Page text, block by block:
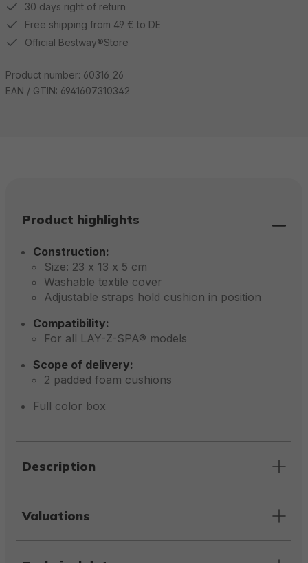
30 days right of return
Free shipping from 49 € to DE
Official Bestway®Store
Product number: 60316_26
EAN / GTIN: 6941607310342
Product highlights
Construction:
Size: 23 x 13 x 5 cm
Washable textile cover
Adjustable straps hold cushion in position
Compatibility:
For all LAY-Z-SPA® models
Scope of delivery:
2 padded foam cushions
Full color box
Description
Valuations